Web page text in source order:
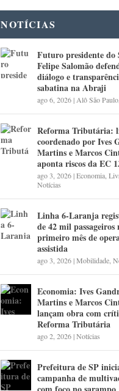
NOTÍCIAS
Futuro presidente do
Felipe Salomão
diálogo e
sabatina na Abraji
ago 6, 2026| Alô São Paulo
Reforma Tributária:
coordenado por Ives
Martins e Marcos
aponta riscos da EC
ago 3, 2026|Economia ,
Notícias
Linha 6-Laranja
de 42 mil passageiros
primeiro mês de
assistida
ago 3, 2026|Mobilidade ,
Economia: Ives
Martins e Marcos
lançam obra com
Reforma Tributária
ago 2, 2026|Notícias
Prefeitura de SP
campanha de